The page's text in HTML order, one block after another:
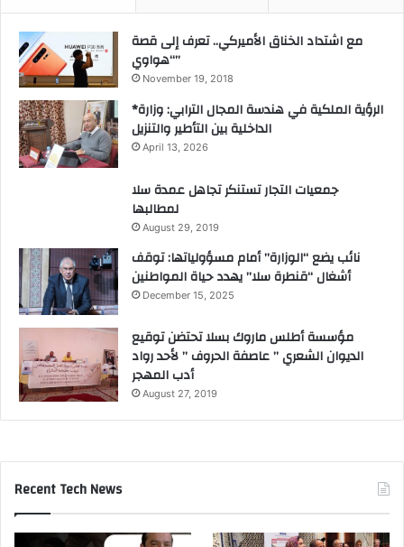
مع اشتداد الخناق الأميركي.. تعرف إلى قصة
“هواوي”
November 19, 2018
*الرؤية الملكية في هندسة المجال الترابي: وزارة
الداخلية بين التأطير والتنزيل
April 13, 2026
جمعيات التجار تستنكر تجاهل عمدة سلا
لمطالبها
August 29, 2019
نائب يضع “الوزارة” أمام مسؤولياتها: توقف
أشغال “قنطرة سلا” يهدد حياة المواطنين
December 15, 2025
مؤسسة أطلس ماروك بسلا تحتضن توقيع
الديوان الشعري ” عاصفة الحروف ” لأحد رواد
أدب المهجر
August 27, 2019
Recent Tech News